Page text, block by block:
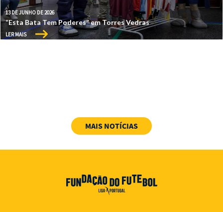
13 DE JUNHO DE 2026
“Esta Bata Tem Poderes” em Torres Vedras
LER MAIS
MAIS NOTÍCIAS